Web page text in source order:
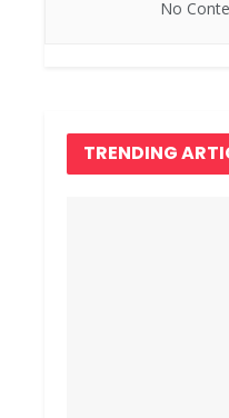
No
TRENDING